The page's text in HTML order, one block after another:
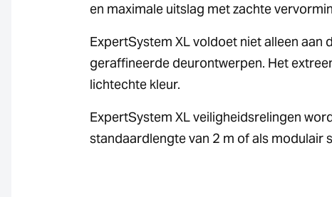
en maximale uitslag met zachte
ExpertSystem XL voldoet niet alleen
geraffineerde deurontwerpen. Het
lichtechte kleur.
ExpertSystem XL veiligheidsrelingen
standaardlengte van 2 m of als modulair